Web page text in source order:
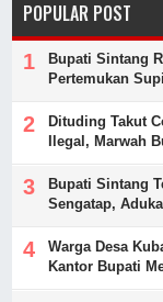
POPULAR POST
Bupati Sintang
Pertemukan
Dituding Takut
Ilegal, Marwah
Bupati Sintang
Sengatap,
Warga Desa
Kantor Bupati